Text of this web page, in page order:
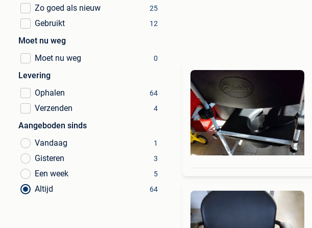
Zo goed als nieuw 25
Gebruikt 12
Moet nu weg
Moet nu weg
0
Levering
Ophalen
64
Verzenden 4
Aangeboden sinds
Vandaag
1
Gisteren 3
Een week 5
Altijd 64